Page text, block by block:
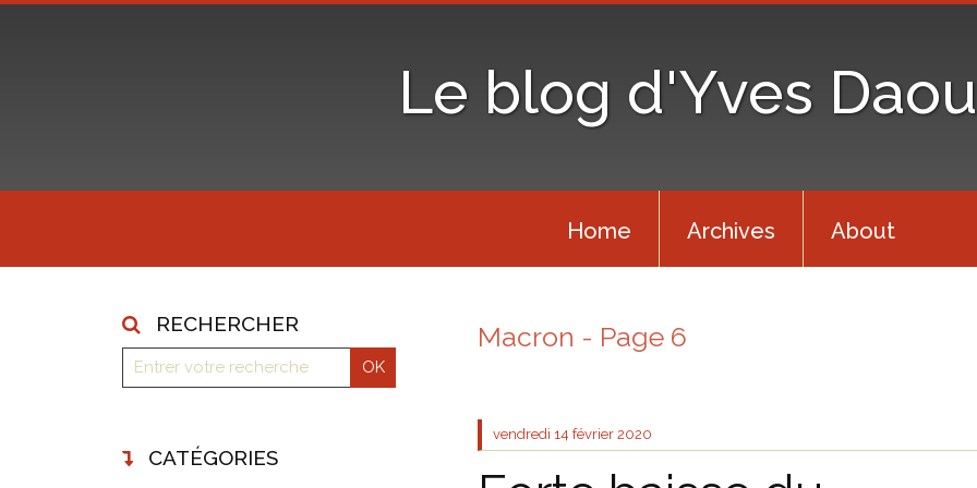
Le blog d'Yves
Home Archives About
RECHERCHER
CATÉGORIES
Macron - Page 6
vendredi 14 février 2020